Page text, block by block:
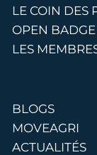
LE COIN DES
OPEN BADGE
LES
BLOGS
MOVEAGRI
ACTUALITÉS